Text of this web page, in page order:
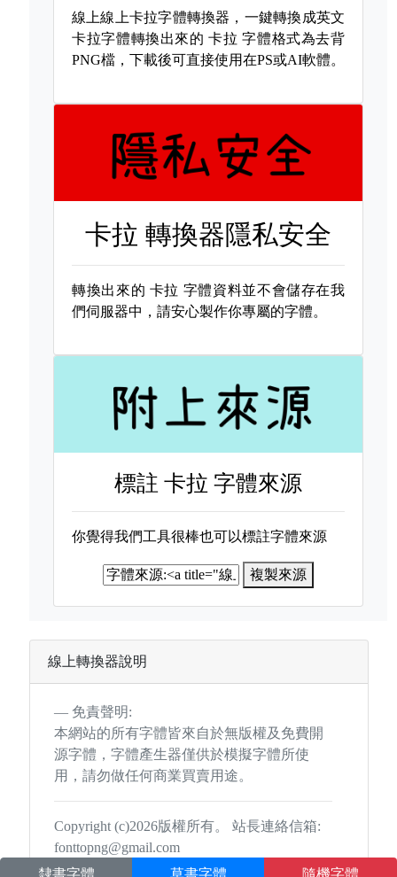
線上線上卡拉字體轉換器，一鍵轉換成英文
卡拉字體轉換出來的卡拉 字體格式為去背
PNG檔，下載後可直接使用在PS或AI軟體。
卡拉 轉換器隱私安全
轉換出來的 卡拉 字體資料並不會儲存在我
們伺服器中，請安心製作你專屬的字體。
標註卡拉 字體來源
你覺得我們工具很棒也可以標註字體來源
複製來源
線上轉換器說明
免責聲明:
本網站的所有字體皆來自於無版權及免費開
源字體，字體產生器僅供於模擬字體所使
用，請勿做任何商業買賣用途。
Copyright (c)2026版權所有。 站長連絡信箱:
fonttopng@gmail.com
隸書字體
草書字體 隨機字體